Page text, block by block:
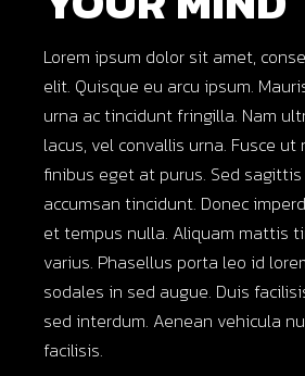
Lorem ipsum dolor sit amet,
elit. Quisque eu arcu ipsum.
urna ac tincidunt fringilla. Nam
lacus, vel convallis urna. Fusce
finibus eget at purus. Sed
accumsan tincidunt. Donec
et tempus nulla. Aliquam mattis
varius. Phasellus porta leo id
sodales in sed augue. Duis
sed interdum. Aenean vehicula
facilisis.